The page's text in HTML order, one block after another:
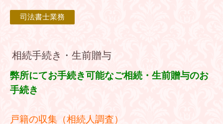
司法書士業務
相続手続き・生前贈与
弊所にてお手続き可能なご相続・生前贈与のお
手続き
戸籍の収集（相続人調査）